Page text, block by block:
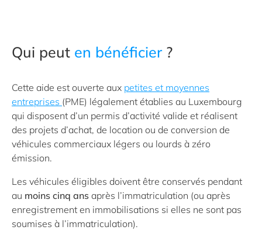
Qui peut en bénéficier?
Cette aide est ouverte aux petites et moyennes
entreprises (PME) légalement établies au Luxembourg
qui disposent d’un permis d’activité valide et réalisent
des projets d’achat, de location ou de conversion de
véhicules commerciaux légers ou lourds à zéro
émission.
Les véhicules éligibles doivent être conservés pendant
au moins cinq ans après l’immatriculation (ou après
enregistrement en immobilisations si elles ne sont pas
soumises à l’immatriculation).